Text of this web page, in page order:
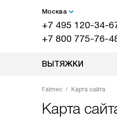
Москва
+7 495 120-34-
+7 800 775-76-
ВЫТЯЖКИ
Falmec Карта сайта
Карта